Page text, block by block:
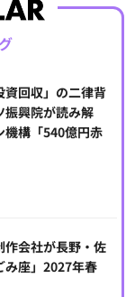
資回収」の二律背
振興院が読み解
機構「540億円赤
作会社が長野・佐
み座」2027年春